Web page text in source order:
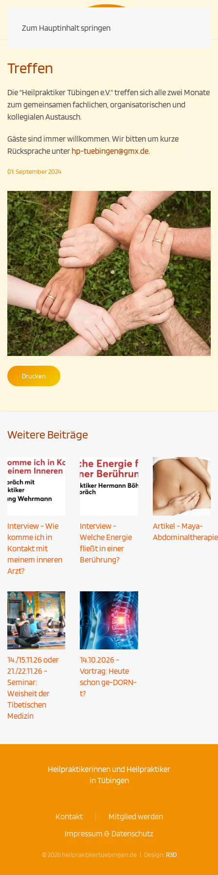
Zum Hauptinhalt springen
Treffen
Die "Heilpraktiker Tübingen e.V." treffen sich alle zwei Monate
zum gemeinsamen fachlichen, organisatorischen und
kollegialen Austausch.
Gäste sind immer willkommen. Wir bitten um kurze
Rücksprache unter hp-tuebingen@gmx.de.
01. September 2024
Drucken
Weitere Beiträge
Interview - Wie
komme ich in
Kontakt mit
meinem inneren
Arzt?
Interview -
Welche Energie
fließt in einer
Berührung?
Artikel - Maya-
Abdominaltherapie
14./15.11.26 oder
21./22.11.26 -
Seminar:
Weisheit der
Tibetischen
Medizin
14.10.2026 -
Vortrag: Heute
schon ge-DORN-
t?
Heilpraktikerinnen und Heilpraktiker
in Tübingen
Kontakt
Mitglied werden
Impressum & Datenschutz
©2026heilpraktikertuebingen.de | Design: R3D